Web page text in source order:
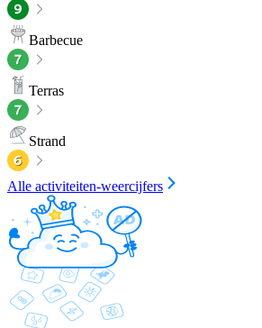
Barbecue
Terras
Strand
Alle activiteiten-weercijfers